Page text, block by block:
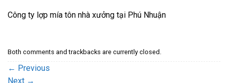
Công ty lợp mía tôn nhà xưởng tại Phú Nhuận
Both comments and trackbacks are currently closed.
← Previous
Next →